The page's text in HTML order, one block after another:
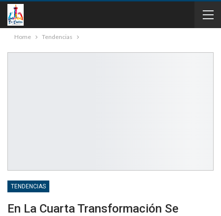
Home Tendencias
TENDENCIAS
En La Cuarta Transformación Se